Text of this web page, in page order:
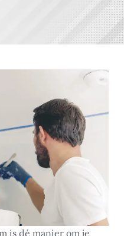
is dé manier om je